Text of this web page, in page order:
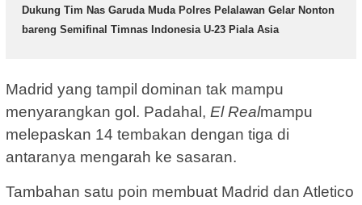
Dukung Tim Nas Garuda Muda Polres Pelalawan Gelar Nonton
bareng Semifinal Timnas Indonesia U-23 Piala Asia
Madrid yang tampil dominan tak mampu
menyarangkan gol. Padahal, El Realmampu
melepaskan 14 tembakan dengan tiga di
antaranya mengarah ke sasaran.
Tambahan satu poin membuat Madrid dan Atletico